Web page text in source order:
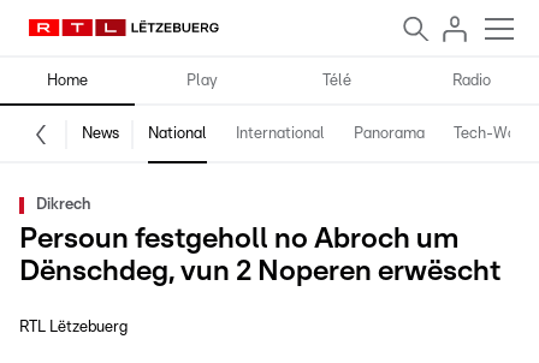
Home Play Télé Radio
News National International Panorama Tech-World
Dikrech
Persoun festgeholl no Abroch um
Dënschdeg, vun 2 Noperen erwëscht
RTL Lëtzebuerg